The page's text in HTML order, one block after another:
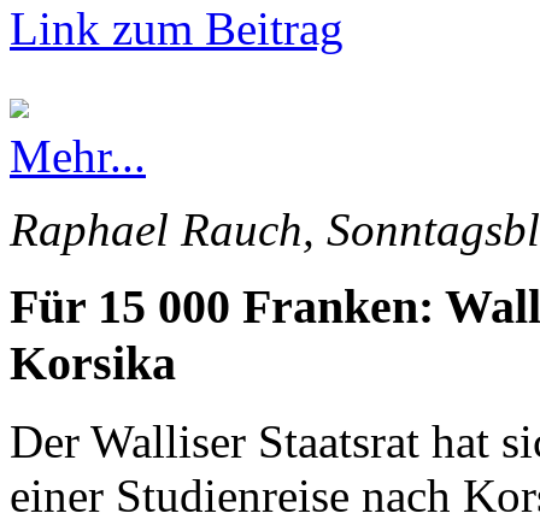
Link zum Beitrag
Mehr...
Raphael Rauch,
Für 15 000 Franken:
Korsika
Der Walliser Staatsrat hat
einer Studienreise nach